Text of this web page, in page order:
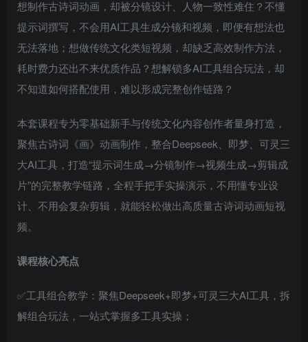
想制作古诗词动画，却被分镜设计、人物一致性难住？不懂
提示词撰写，不会用AI工具生成分镜和视频，即便有想法也
无法落地；想做传统文化类短视频，却缺乏高效制作方法，
耗时费力还出不来优质作品？想解锁多AI工具组合玩法，却
不知道如何搭配使用，难以形成完整创作链路？
本套课程专为零基础新手与传统文化内容创作者量身打造，
聚焦古诗词《画》动画制作，整合Deepseek、即梦、可灵三
大AI工具，打造“提示词生成→分镜制作→视频生成→剪辑成
片”的完整教学链路，全程手把手实操演示，不用懂专业设
计、不用会复杂剪辑，就能轻松做出高质量古诗词动画短视
频。
课程核心亮点
✅工具组合教学：聚焦Deepseek+即梦+可灵三大AI工具，拆
解组合玩法，一站式掌握多工具实操；